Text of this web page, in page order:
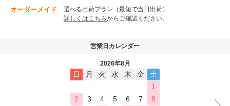
オーダーメイド
選べる出荷プラン（最短で当日出荷）
詳しくはこちらからご確認ください。
営業日カレンダー
2026年8月
日 月 火 水 木 金
土
1
2
3 4 5 6 7
8